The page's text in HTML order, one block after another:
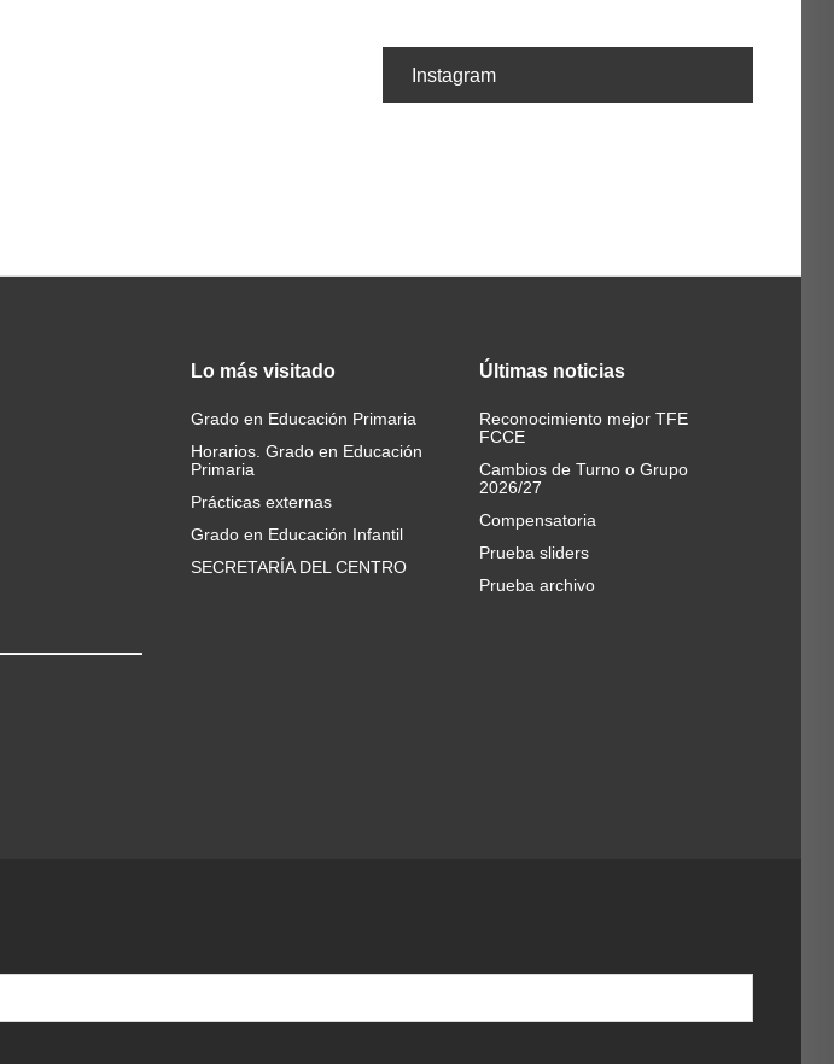
Instagram
Lo más visitado
Grado en Educación Primaria
Horarios. Grado en Educación
Primaria
Prácticas externas
Grado en Educación Infantil
SECRETARÍA DEL CENTRO
Últimas noticias
Reconocimiento mejor TFE
FCCE
Cambios de Turno o Grupo
2026/27
Compensatoria
Prueba sliders
Prueba archivo